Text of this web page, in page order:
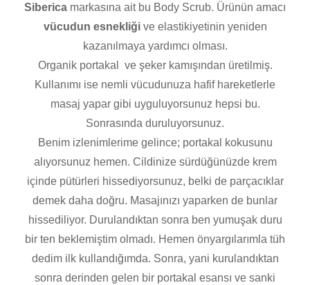
Siberica markasına ait bu Body Scrub. Ürünün amacı
vücudun esnekliğive elastikiyetinin yeniden
kazanılmaya yardımcı olması.
Organik portakal ve şeker kamışından üretilmiş.
Kullanımı ise nemli vücudunuza hafif hareketlerle
masaj yapar gibi uyguluyorsunuz hepsi bu.
Sonrasında duruluyorsunuz.
Benim izlenimlerime gelince; portakal kokusunu
alıyorsunuz hemen. Cildinize sürdüğünüzde krem
içinde pütürleri hissediyorsunuz, belki de parçacıklar
demek daha doğru. Masajınızı yaparken de bunlar
hissediliyor. Durulandıktan sonra ben yumuşak duru
bir ten beklemiştim olmadı. Hemen önyargılarımla tüh
dedim ilk kullandığımda. Sonra, yani kurulandıktan
sonra derinden gelen bir portakal esansı ve sanki